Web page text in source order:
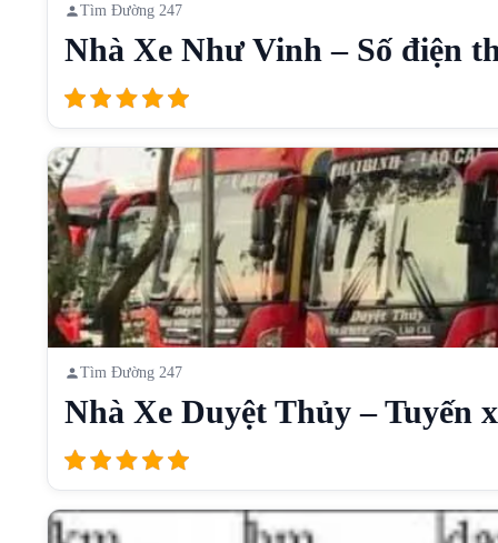
Tìm Đường 247
Nhà Xe Như Vinh – Số điện
Tìm Đường 247
Nhà Xe Duyệt Thủy – Tuyến